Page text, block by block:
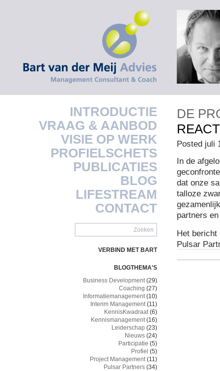
INTRODUCTIE
VRAAG & AANBOD
VISIE OP WERK
PROFIELSCHETS
PUBLICATIES
BLOG
LIFESTREAM
CONTACT
VERBIND MET BART
BLOGTHEMA'S
Business Development(29)
Coaching (27)
Informatiemanagement(10)
Interim Management(11)
KennisKwadraat(6)
Kennismanagement(16)
Leiderschap (23)
Nieuws (24)
Participatie (5)
Profiel (5)
Project Management(11)
Pulsar Partners (34)
DE
Posted juli
In de
dat onze
talloze
partners
Het bericht
Pulsar